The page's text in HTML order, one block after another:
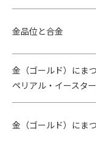
金品位と合金
金（ゴールド）にま
ペリアル・イースタ
金（ゴールド）にま